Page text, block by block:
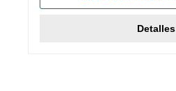
Detalles